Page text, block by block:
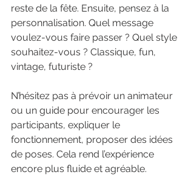
reste de la fête. Ensuite, pensez à la
personnalisation. Quel message
voulez-vous faire passer ? Quel style
souhaitez-vous ? Classique, fun,
vintage, futuriste ?
N’hésitez pas à prévoir un animateur
ou un guide pour encourager les
participants, expliquer le
fonctionnement, proposer des idées
de poses. Cela rend l’expérience
encore plus fluide et agréable.